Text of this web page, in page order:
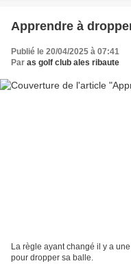
Apprendre à
Publié le 20/04/2025 à 07:41
Par as golf club ales ribaute
La règle ayant changé il y a
pour dropper sa balle.